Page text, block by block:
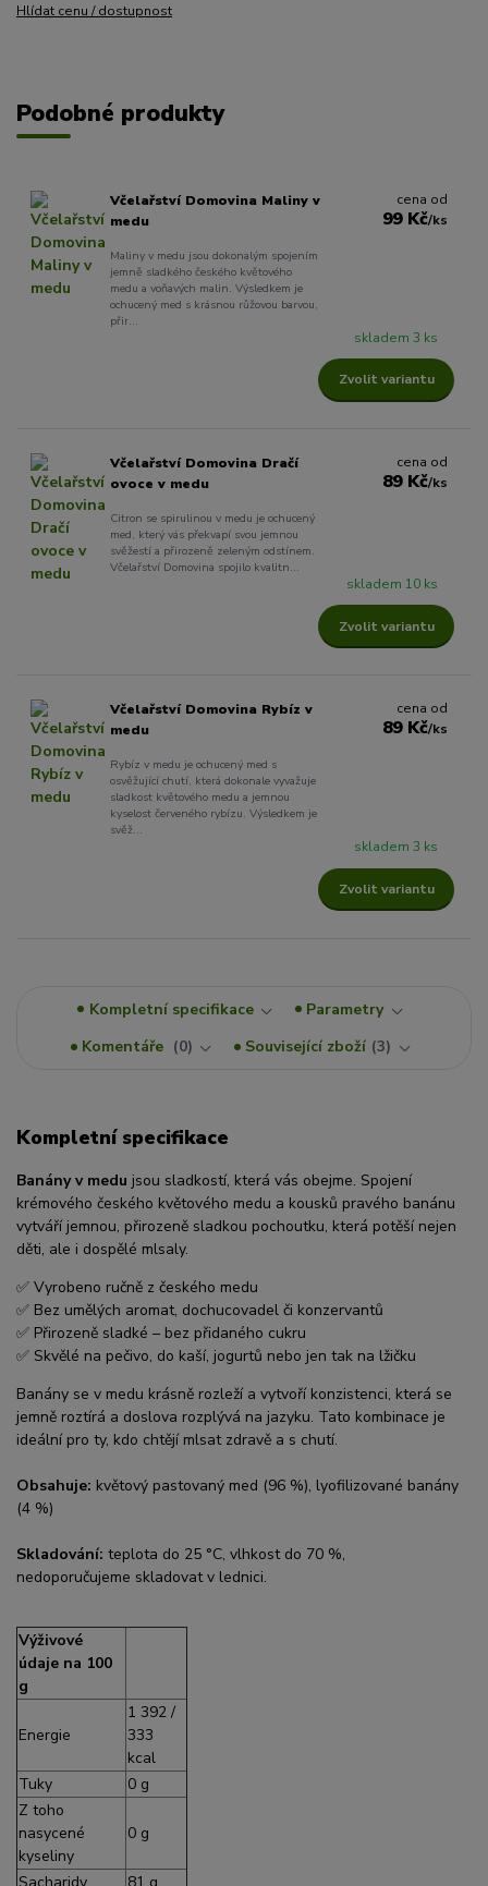
Hlídat cenu / dostupnost
Podobné produkty
Včelařství Domovina Maliny v
medu
Maliny v medu jsou dokonalým spojením
jemně sladkého českého květového
medu a voňavých malin. Výsledkem je
ochucený med s krásnou růžovou barvou,
přir...
cena od
99 Kč/ks
skladem 3 ks
Zvolit variantu
Včelařství Domovina Dračí
ovoce v medu
Citron se spirulinou v medu je ochucený
med, který vás překvapí svou jemnou
svěžestí a přirozeně zeleným odstínem.
Včelařství Domovina spojilo kvalitn...
cena od
89 Kč/ks
skladem 10 ks
Zvolit variantu
Včelařství Domovina Rybíz v
medu
Rybíz v medu je ochucený med s
osvěžující chutí, která dokonale vyvažuje
sladkost květového medu a jemnou
kyselost červeného rybízu. Výsledkem je
svěž...
cena od
89 Kč/ks
skladem 3 ks
Zvolit variantu
Kompletní specifikace
Parametry
Komentáře
0 Související zboží 3
Kompletní specifikace
Banány v medu jsou sladkostí, která vás obejme. Spojení
krémového českého květového medu a kousků pravého banánu
vytváří jemnou, přirozeně sladkou pochoutku, která potěší nejen
děti, ale i dospělé mlsaly.
✅ Vyrobeno ručně z českého medu
✅ Bez umělých aromat, dochucovadel či konzervantů
✅ Přirozeně sladké – bez přidaného cukru
✅ Skvělé na pečivo, do kaší, jogurtů nebo jen tak na lžičku
Banány se v medu krásně rozleží a vytvoří konzistenci, která se
jemně roztírá a doslova rozplývá na jazyku. Tato kombinace je
ideální pro ty, kdo chtějí mlsat zdravě a s chutí.
Obsahuje: květový pastovaný med (96 %), lyofilizované banány
(4 %)
Skladování: teplota do 25 °C, vlhkost do 70 %,
nedoporučujeme skladovat v lednici.
Výživové
údaje na 100
g
Energie
1 392 /
333
kcal
Tuky
0 g
Z toho
nasycené
kyseliny
0 g